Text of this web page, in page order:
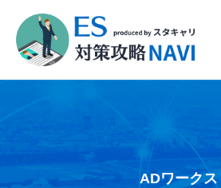
ADワークス